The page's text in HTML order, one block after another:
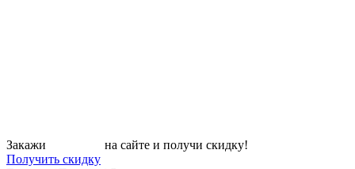
Закажи
на сайте и получи скидку!
Получить скидку